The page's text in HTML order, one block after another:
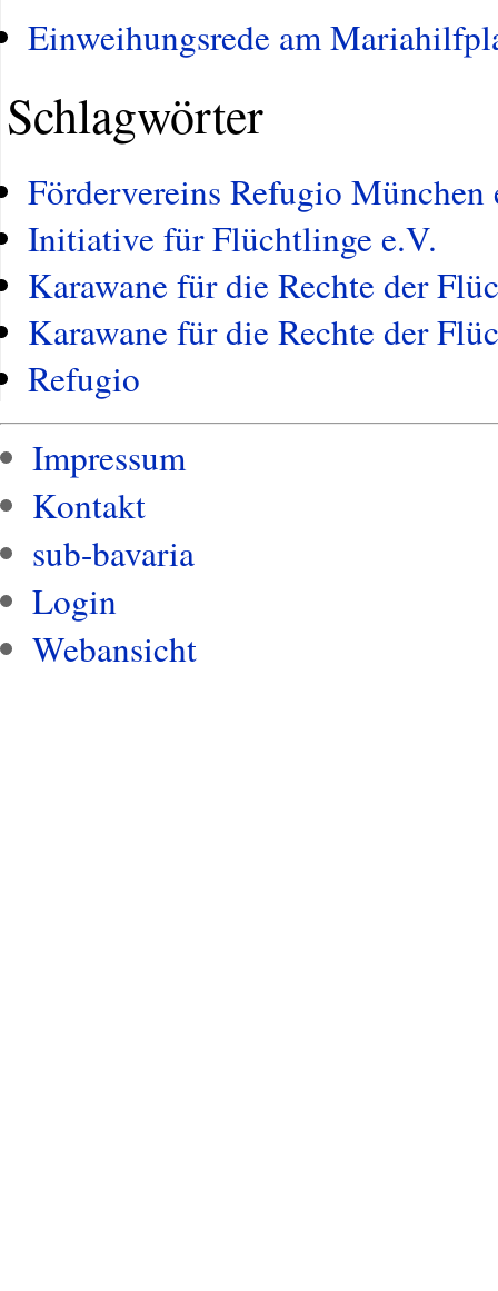
Einweihungsrede am
Schlagwörter
Fördervereins Refugio München
Initiative für Flüchtlinge e.V.
Karawane für die Rechte der
Karawane für die Rechte der
Refugio
Impressum
Kontakt
sub-bavaria
Login
Webansicht